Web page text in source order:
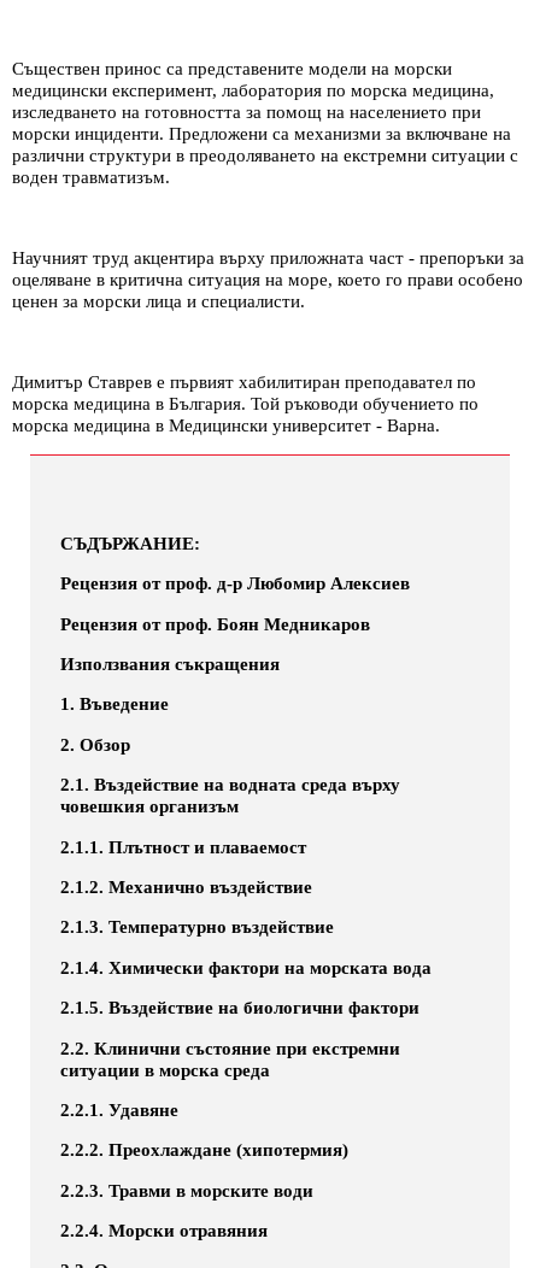
Съществен принос са представените модели на морски
медицински експеримент, лаборатория по морска медицина,
изследването на готовността за помощ на населението при
морски инциденти. Предложени са механизми за включване на
различни структури в преодоляването на екстремни ситуации с
воден травматизъм.
Научният труд акцентира върху приложната част - препоръки за
оцеляване в критична ситуация на море, което го прави особено
ценен за морски лица и специалисти.
Димитър Ставрев е първият хабилитиран преподавател по
морска медицина в България. Той ръководи обучението по
морска медицина в Медицински университет - Варна.
СЪДЪРЖАНИЕ:
Рецензия от проф. д-р Любомир Алексиев
Рецензия от проф. Боян Медникаров
Използвания съкращения
1. Въведение
2. Обзор
2.1. Въздействие на водната среда върху
човешкия организъм
2.1.1. Плътност и плаваемост
2.1.2. Механично въздействие
2.1.3. Температурно въздействие
2.1.4. Химически фактори на морската вода
2.1.5. Въздействие на биологични фактори
2.2. Клинични състояние при екстремни
ситуации в морска среда
2.2.1. Удавяне
2.2.2. Преохлаждане (хипотермия)
2.2.3. Травми в морските води
2.2.4. Морски отравяния